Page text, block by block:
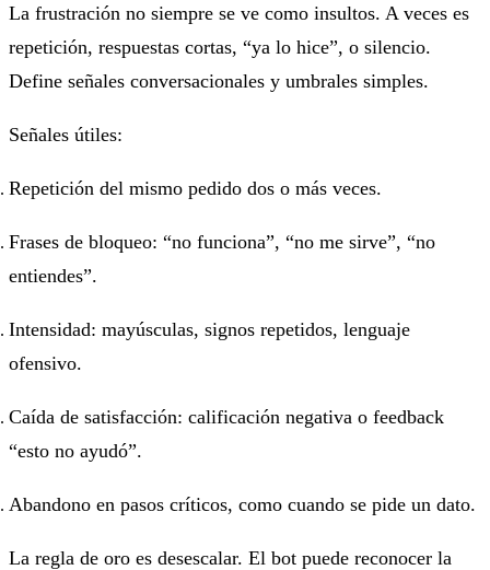
La frustración no siempre se ve como insultos. A veces es
repetición, respuestas cortas, “ya lo hice”, o silencio.
Define señales conversacionales y umbrales simples.
Señales útiles:
Repetición del mismo pedido dos o más veces.
Frases de bloqueo: “no funciona”, “no me sirve”, “no
entiendes”.
Intensidad: mayúsculas, signos repetidos, lenguaje
ofensivo.
Caída de satisfacción: calificación negativa o feedback
“esto no ayudó”.
Abandono en pasos críticos, como cuando se pide un dato.
La regla de oro es desescalar. El bot puede reconocer la